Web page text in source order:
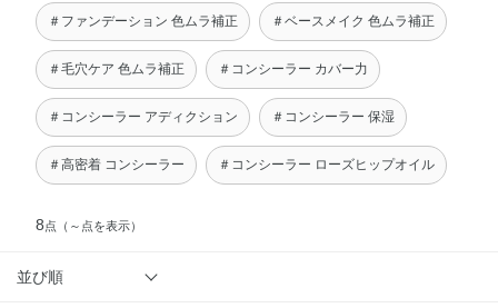
＃ファンデーション 色ムラ補正 ＃ベースメイク 色ムラ補正
＃毛穴ケア 色ムラ補正 ＃コンシーラー カバー力
＃コンシーラー アディクション ＃コンシーラー 保湿
＃高密着 コンシーラー ＃コンシーラー ローズヒップオイル
8点 （～点を表示）
並び順